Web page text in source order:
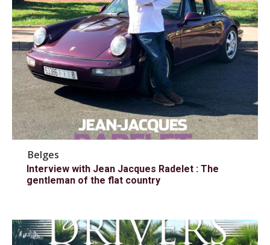
Belges
Interview with Jean Jacques Radelet : The
gentleman of the flat country